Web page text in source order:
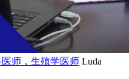
医师，生殖学医师 Luda